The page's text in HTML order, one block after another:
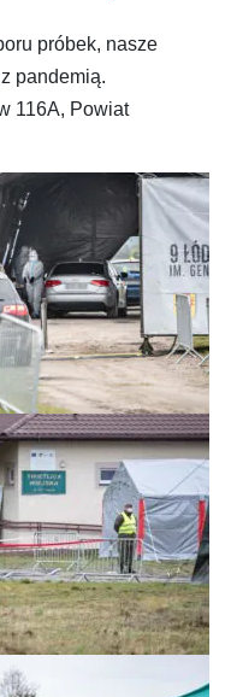
próbek, nasze
pandemią.
116A, Powiat